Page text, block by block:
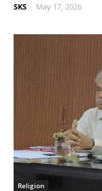
SKS - May 17, 2026
Religion